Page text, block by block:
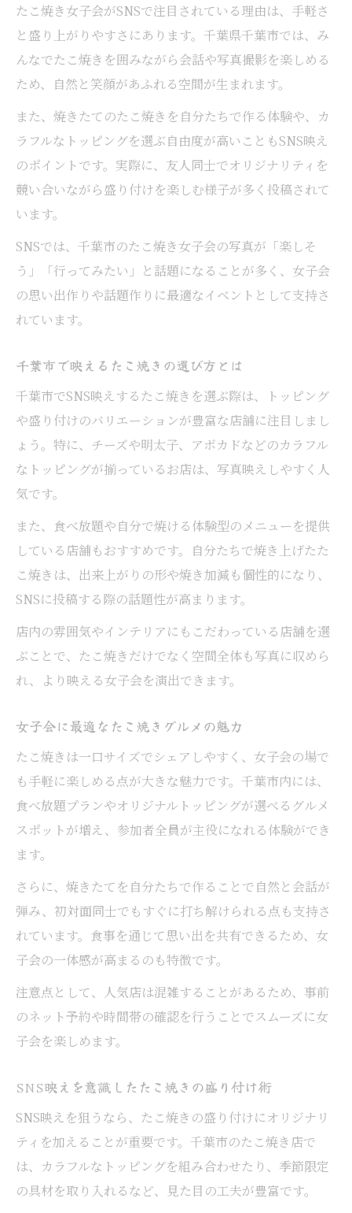
千葉市で楽しむカラフルたこ焼き体験談
女子会に映えるたこ焼きの新定番を探す
女子会映えを目指すならたこ焼きが最適
SNS映えするたこ焼きで女子会が盛り上が
る
千葉市で人気のたこ焼きを女子会で活用
し方
インスタ映えするたこ焼きの楽しみ方提案
インスタ映えたこ焼きの写真撮影テクニッ
たこ焼き女子会で注目のSNS投稿アイディ
ア
千葉市でインスタ映えするたこ焼きを探そ
う
たこ焼きとSNS映え女子会の組み合わせ術
ト
トッピング自由な千葉市たこ焼きの新潮流
千葉市たこ焼きの自由なトッピング体験談
女子会で楽しむたこ焼きカスタマイズ術
たこ焼き新潮流は自由なトッピングに注目
映えるたこ焼きトッピングの選び方ガイド
たこ焼き女子会におすすめのトッピング案
ト
千葉市のたこ焼きで女子会が注目される理
ツ
たこ焼きとSNS投稿で思い出を残す方法
たこ焼き女子会がSNSで注目されている理由は、手軽さ
と盛り上がりやすさにあります。千葉県千葉市では、み
んなでたこ焼きを囲みながら会話や写真撮影を楽しめる
ため、自然と笑顔があふれる空間が生まれます。
また、焼きたてのたこ焼きを自分たちで作る体験や、カ
ラフルなトッピングを選ぶ自由度が高いこともSNS映え
のポイントです。実際に、友人同士でオリジナリティを
競い合いながら盛り付けを楽しむ様子が多く投稿されて
います。
SNSでは、千葉市のたこ焼き女子会の写真が「楽しそ
う」「行ってみたい」と話題になることが多く、女子会
の思い出作りや話題作りに最適なイベントとして支持さ
れています。
千葉市で映えるたこ焼きの選び方とは
千葉市でSNS映えするたこ焼きを選ぶ際は、トッピング
や盛り付けのバリエーションが豊富な店舗に注目しまし
ょう。特に、チーズや明太子、アボカドなどのカラフル
なトッピングが揃っているお店は、写真映えしやすく人
気です。
また、食べ放題や自分で焼ける体験型のメニューを提供
している店舗もおすすめです。自分たちで焼き上げたた
こ焼きは、出来上がりの形や焼き加減も個性的になり、
SNSに投稿する際の話題性が高まります。
店内の雰囲気やインテリアにもこだわっている店舗を選
ぶことで、たこ焼きだけでなく空間全体も写真に収めら
れ、より映える女子会を演出できます。
女子会に最適なたこ焼きグルメの魅力
たこ焼きは一口サイズでシェアしやすく、女子会の場で
も手軽に楽しめる点が大きな魅力です。千葉市内には、
食べ放題プランやオリジナルトッピングが選べるグルメ
スポットが増え、参加者全員が主役になれる体験ができ
ます。
さらに、焼きたてを自分たちで作ることで自然と会話が
弾み、初対面同士でもすぐに打ち解けられる点も支持さ
れています。食事を通じて思い出を共有できるため、女
子会の一体感が高まるのも特徴です。
注意点として、人気店は混雑することがあるため、事前
のネット予約や時間帯の確認を行うことでスムーズに女
子会を楽しめます。
SNS映えを意識したたこ焼きの盛り付け術
SNS映えを狙うなら、たこ焼きの盛り付けにオリジナリ
ティを加えることが重要です。千葉市のたこ焼き店で
は、カラフルなトッピングを組み合わせたり、季節限定
の具材を取り入れるなど、見た目の工夫が豊富です。